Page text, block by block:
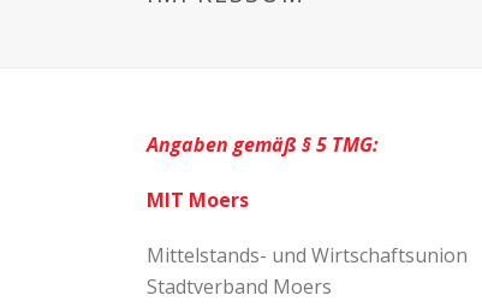
Angaben gemäß § 5 TMG:
MIT Moers
Mittelstands- und Wirtschaftsunion
Stadtverband Moers